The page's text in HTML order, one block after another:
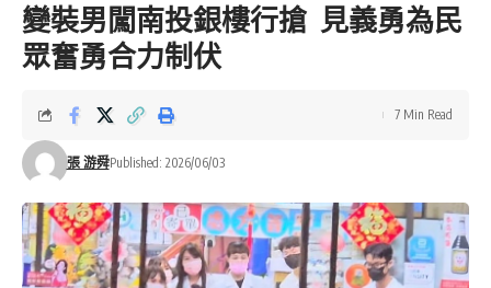
變裝男闖南投銀樓行搶 見義勇為民
眾奮勇合力制伏
張 游舜Published: 2026/06/03
7 Min Read